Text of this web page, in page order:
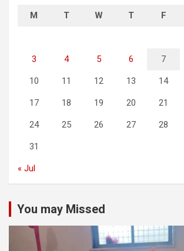
M T W T F
3 4 5 6 7
10 11 12 13 14
17 18 19 20 21
24 25 26 27 28
31
« Jul
You may Missed